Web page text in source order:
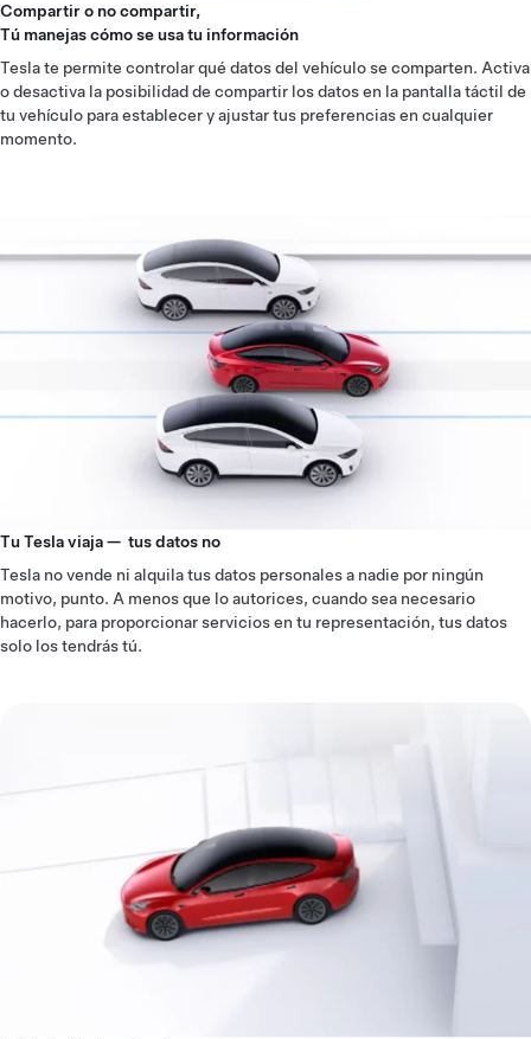
Compartir o no compartir,
Tú manejas cómo se usa tu información
Tesla te permite controlar qué datos del vehículo se comparten. Activa
o desactiva la posibilidad de compartir los datos en la pantalla táctil de
tu vehículo para establecer y ajustar tus preferencias en cualquier
momento.
Tu Tesla viaja — tus datos no
Tesla no vende ni alquila tus datos personales a nadie por ningún
motivo, punto. A menos que lo autorices, cuando sea necesario
hacerlo, para proporcionar servicios en tu representación, tus datos
solo los tendrás tú.